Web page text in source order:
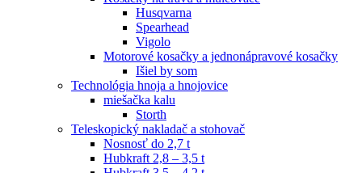
Husqvarna
Spearhead
Vigolo
Motorové kosačky a jednonápravové kosačky
Išiel by som
Technológia hnoja a hnojovice
miešačka kalu
Storth
Teleskopický nakladač a stohovač
Nosnosť do 2,7 t
Hubkraft 2,8 – 3,5 t